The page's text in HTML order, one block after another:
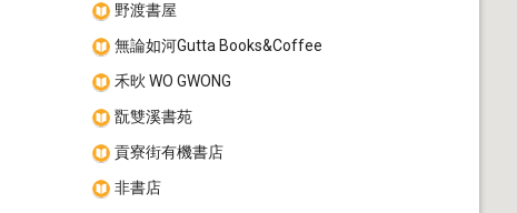
野渡書屋
無論如河Gutta Books&Coffee
禾炚 WO GWONG
翫雙溪書苑
貢寮街有機書店
非書店